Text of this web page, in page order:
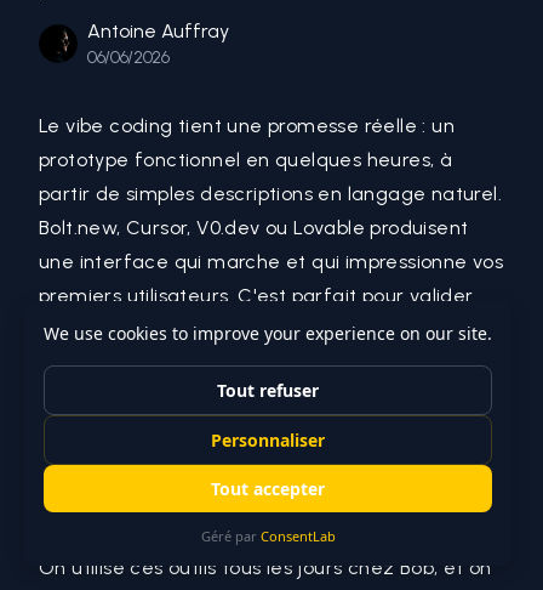
Antoine Auffray
06/06/2026
Le vibe coding tient une promesse réelle : un
prototype fonctionnel en quelques heures, à
partir de simples descriptions en langage naturel.
Bolt.new, Cursor, V0.dev ou Lovable produisent
une interface qui marche et qui impressionne vos
premiers utilisateurs. C'est parfait pour valider
une idée.
Puis vient le mur. Entre « ça tourne sur mon écran
» et « c'est en production avec 500 utilisateurs et
de vraies données », il y a un fossé que beaucoup
de fondateurs découvrent trop tard. Ce fossé
n'est pas dû à votre maladresse : il vient de la
nature même de ces outils.
On utilise ces outils tous les jours chez Bob, et on